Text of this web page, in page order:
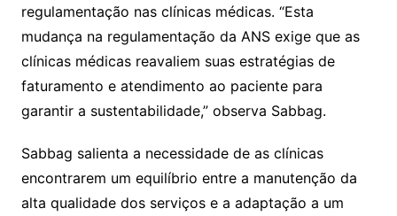
regulamentação nas clínicas médicas. “Esta
mudança na regulamentação da ANS exige que as
clínicas médicas reavaliem suas estratégias de
faturamento e atendimento ao paciente para
garantir a sustentabilidade,” observa Sabbag.
Sabbag salienta a necessidade de as clínicas
encontrarem um equilíbrio entre a manutenção da
alta qualidade dos serviços e a adaptação a um